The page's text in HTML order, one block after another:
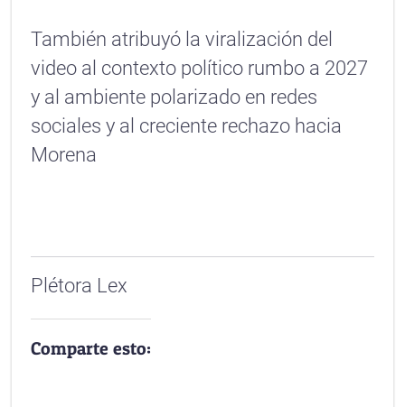
También atribuyó la viralización del
video al contexto político rumbo a 2027
y al ambiente polarizado en redes
sociales y al creciente rechazo hacia
Morena
Plétora Lex
Comparte esto: